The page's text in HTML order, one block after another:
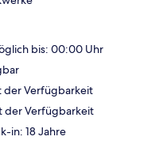
bis: 00:00 Uhr
der Verfügbarkeit
der Verfügbarkeit
in: 18 Jahre